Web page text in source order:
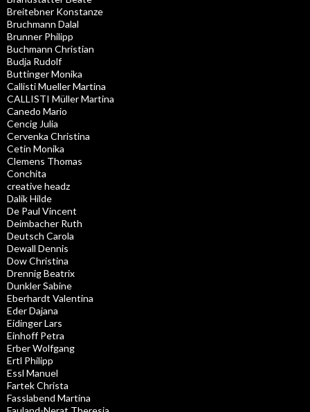
Breitebner Konstanze
Bruchmann Dalal
Brunner Philipp
Buchmann Christian
Budja Rudolf
Buttinger Monika
Callisti Mueller Martina
CALLISTI Müller Martina
Canedo Mario
Cencig Julia
Cervenka Christina
Cetin Monika
Clemens Thomas
Conchita
creative headz
Dalik Hilde
De Paul Vincent
Deimbacher Ruth
Deutsch Carola
Dewall Dennis
Dow Christina
Drennig Beatrix
Dunkler Sabine
Eberhardt Valentina
Eder Dajana
Eidinger Lars
Einhoff Petra
Erber Wolfgang
Ertl Philipp
Essl Manuel
Fartek Christa
Fasslabend Martina